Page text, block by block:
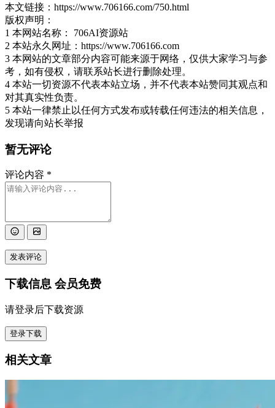
本文链接：https://www.706166.com/750.html
版权声明：
1 本网站名称： 706AI资源站
2 本站永久网址：https://www.706166.com
3 本网站的文章部分内容可能来源于网络，仅供大家学习与参
考，如有侵权，请联系站长进行删除处理。
4 本站一切资源不代表本站立场，并不代表本站赞同其观点和
对其真实性负责。
5 本站一律禁止以任何方式发布或转载任何违法的相关信息，
发现请向站长举报
暂无评论
评论内容 *
发表评论
下载信息 会员免费
请登录后下载资源
登录下载
相关文章